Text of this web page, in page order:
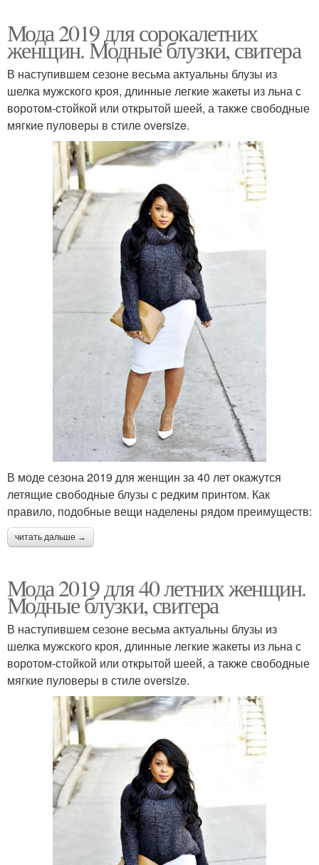
Мода 2019 для сорокалетних
женщин. Модные блузки, свитера
В наступившем сезоне весьма актуальны блузы из
шелка мужского кроя, длинные легкие жакеты из льна с
воротом-стойкой или открытой шеей, а также свободные
мягкие пуловеры в стиле oversize.
В моде сезона 2019 для женщин за 40 лет окажутся
летящие свободные блузы с редким принтом. Как
правило, подобные вещи наделены рядом преимуществ:
читать дальше →
Мода 2019 для 40 летних женщин.
Модные блузки, свитера
В наступившем сезоне весьма актуальны блузы из
шелка мужского кроя, длинные легкие жакеты из льна с
воротом-стойкой или открытой шеей, а также свободные
мягкие пуловеры в стиле oversize.